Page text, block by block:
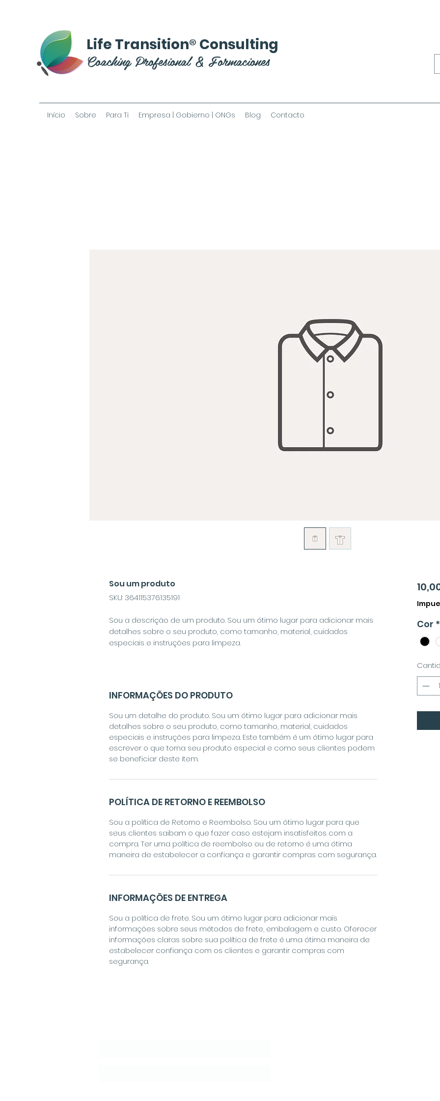
Início Sobre Para Ti Empresa | Gobierno | ONGs Blog Contacto
Life Transition® Consulting
Coaching Profesional & Formaciones
Sou um produto
SKU: 364115376135191
Sou a descrição de um produto. Sou um ótimo lugar para adicionar mais
detalhes sobre o seu produto, como tamanho, material, cuidados
especiais e instruções para limpeza.
INFORMAÇÕES DO PRODUTO
Sou um detalhe do produto. Sou um ótimo lugar para adicionar mais
detalhes sobre o seu produto, como tamanho, material, cuidados
especiais e instruções para limpeza. Este também é um ótimo lugar para
escrever o que torna seu produto especial e como seus clientes podem
se beneficiar deste item.
POLÍTICA DE RETORNO E REEMBOLSO
Sou a política de Retorno e Reembolso. Sou um ótimo lugar para que
seus clientes saibam o que fazer caso estejam insatisfeitos com a
compra. Ter uma política de reembolso ou de retorno é uma ótima
maneira de estabelecer a confiança e garantir compras com segurança.
INFORMAÇÕES DE ENTREGA
Sou a política de frete. Sou um ótimo lugar para adicionar mais
informações sobre seus métodos de frete, embalagem e custo. Oferecer
informações claras sobre sua política de frete é uma ótima maneira de
estabelecer confiança com os clientes e garantir compras com
segurança.
Cor *